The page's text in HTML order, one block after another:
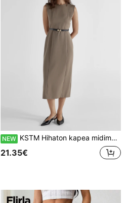
NEW KSTM Hihaton kapea midimekko vyötärön vyöllä, pyöreä pääntie, räätälöity siluetti, tyylikäs työ- ja toimistovaate, syksy-talvi, muodollinen tyyli
21.35€